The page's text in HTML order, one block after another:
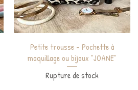
Aperçu rapide
Petite trousse - Pochette à
maquillage ou bijoux "JOANE"
Rupture de stock